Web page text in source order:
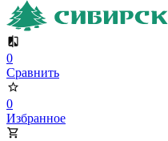
0
Сравнить
0
Избранное